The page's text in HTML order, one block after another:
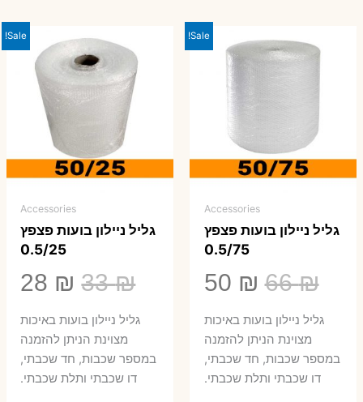
Sale!
Accessories
גליל ניילון בועות פצפץ
0.5/75
66₪
המחיר
המקורי
היה:
66 ₪.
50 ₪
הנוכחיגליל ניילון בועות באיכות
מצוינת הניתן להזמנה
במספר שכבות, חד שכבתי,
דו שכבתי ותלת שכבתי.
Sale!
Accessories
גליל ניילון בועות פצפץ
0.5/25
33₪
המחיר
המקורי
היה:
33 ₪.
28 ₪
₪.
גליל ניילון בועות באיכות
מצוינת הניתן להזמנה
במספר שכבות, חד שכבתי,
דו שכבתי ותלת שכבתי.